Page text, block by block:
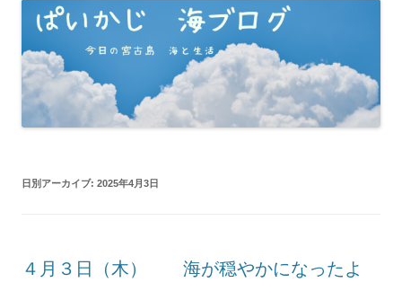
ツ
へ
ス
キ
ッ
プ
日別アーカイブ: 2025年4月3日
４月３日（木） 海が穏やかになったよ